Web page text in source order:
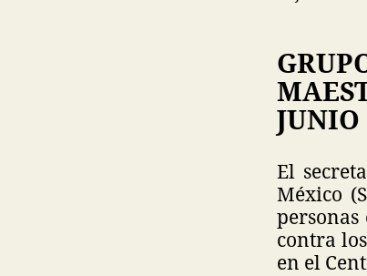
El
México
contra
en el